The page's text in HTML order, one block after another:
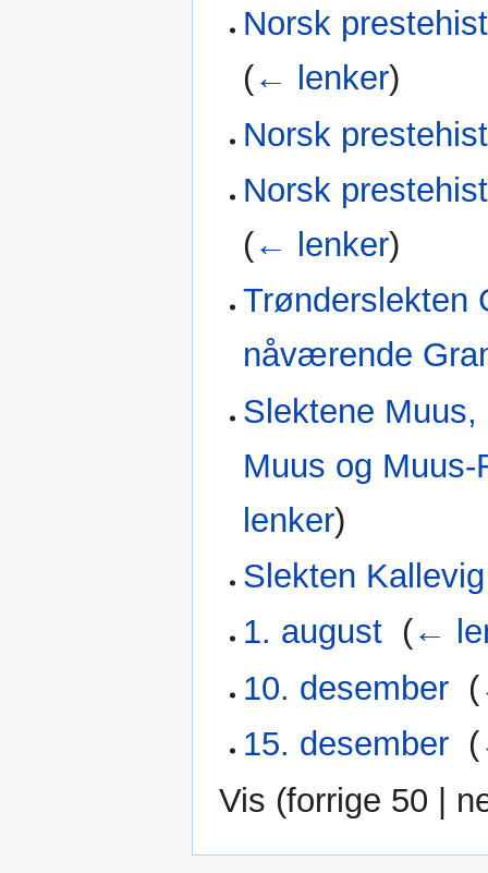
Norsk
(← lenker)
Norsk
Norsk
(← lenker)
Trønderslekten
nåværende
Slektene
Muus og
lenker)
Slekten
1. august (←
10. desember (
15. desember (
Vis (forrige 50 |